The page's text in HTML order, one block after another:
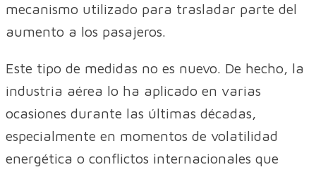
mecanismo utilizado para trasladar parte del
aumento a los pasajeros.
Este tipo de medidas no es nuevo. De hecho, la
industria aérea lo ha aplicado en varias
ocasiones durante las últimas décadas,
especialmente en momentos de volatilidad
energética o conflictos internacionales que